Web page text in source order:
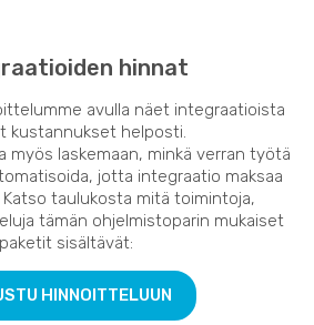
hinnat
avulla näet integraatioista
kustannukset helposti.
myös laskemaan, minkä verran työtä
jotta integraatio maksaa
taulukosta mitä toimintoja,
tämän ohjelmistoparin mukaiset
paketit sisältävät:
HINNOITTELUUN